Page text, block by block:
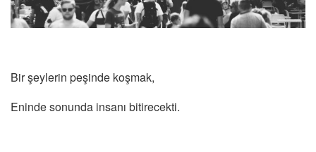
Bir şeylerin peşinde koşmak,
Eninde sonunda insanı bitirecekti.